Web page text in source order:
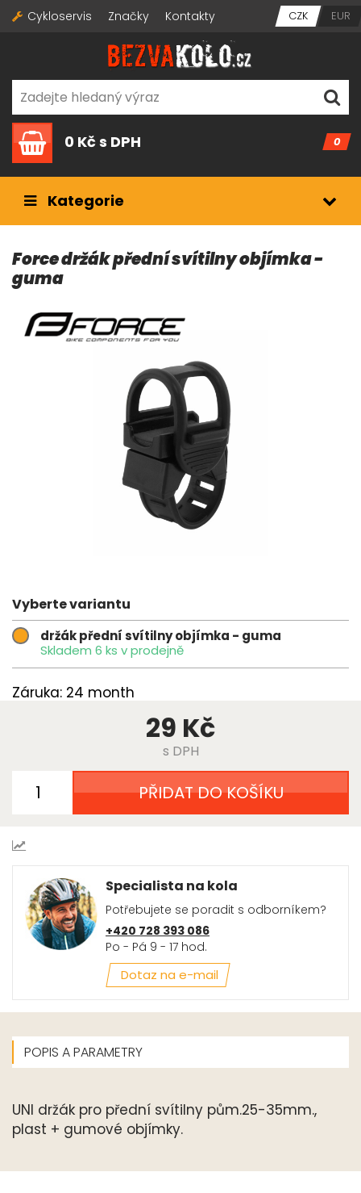
Cykloservis Značky Kontakty CZK EUR
0
0 Kčs DPH
Kategorie
Force držák přední svítilny objímka -
guma
Vyberte variantu
držák přední svítilny objímka - guma
Skladem 6 ks v prodejně
Záruka: 24 month
29 Kč
s DPH
PŘIDAT DO KOŠÍKU
Specialista na kola
Potřebujete se poradit s odborníkem?
+420 728 393 086
Po - Pá 9 - 17 hod.
Dotaz na e-mail
POPIS A PARAMETRY
UNI držák pro přední svítilny pům.25-35mm.,
plast + gumové objímky.